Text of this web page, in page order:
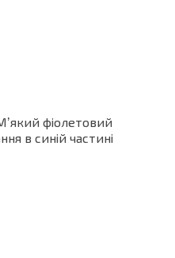
фіолетовий
в синій частині